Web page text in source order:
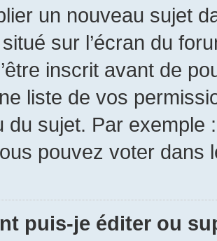
un nouveau sujet
sur l’écran du
inscrit avant de
liste de vos
du sujet. Par exemple
pouvez voter dans
puis-je éditer ou